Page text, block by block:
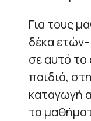
Για τους
δέκα
σε αυτό το
παιδιά,
καταγωγή
τα